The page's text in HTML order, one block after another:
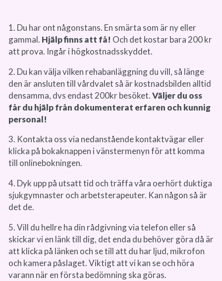
1. Du har ont någonstans. En smärta som är ny eller
gammal. Hjälp finns att få! Och det kostar bara 200 kr
att prova. Ingår i högkostnadsskyddet.
2. Du kan välja vilken rehabanläggning du vill, så länge
den är ansluten till vårdvalet så är kostnadsbilden alltid
densamma, dvs endast 200kr besöket.Väljer du oss
får du hjälp från dokumenterat erfaren och kunnig
personal!
3. Kontakta oss via nedanstående kontaktvägar eller
klicka på bokaknappen i vänstermenyn för att komma
till onlinebokningen.
4. Dyk upp på utsatt tid och träffa våra oerhört duktiga
sjukgymnaster och arbetsterapeuter. Kan någon så är
det de.
5. Vill du hellre ha din rådgivning via telefon eller så
skickar vi en länk till dig, det enda du behöver göra då är
att klicka på länken och se till att du har ljud, mikrofon
och kamera påslaget. Viktigt att vi kan se och höra
varann när en första bedömning ska göras.